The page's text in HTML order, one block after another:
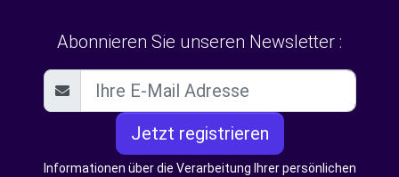
Abonnieren Sie unseren Newsletter :
Jetzt registrieren
Informationen über die Verarbeitung Ihrer persönlichen